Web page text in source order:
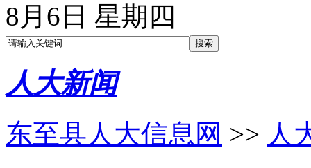
8月6日 星期四
人大新闻
东至县人大信息网 >> 人